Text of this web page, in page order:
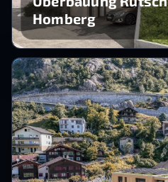
Homberg